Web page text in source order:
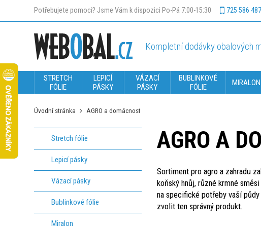
Potřebujete pomoci? Jsme Vám k dispozici Po-Pá 7:00-15:30 725 586 487
Kompletní dodávky obalových
STRETCH
FÓLIE
LEPICÍ
PÁSKY
VÁZACÍ
PÁSKY
BUBLINKOVÉ
FÓLIE
MIRALON
Úvodní stránka AGRO a domácnost
AGRO A
Sortiment pro agro a zahradu
koňský hnůj, různé krmné
na specifické potřeby vaší
zvolit ten správný produkt.
Stretch fólie
Lepicí pásky
Vázací pásky
Bublinkové fólie
Miralon